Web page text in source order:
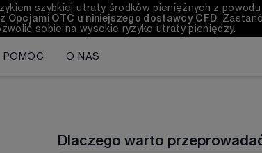
szybkiej utraty środków pieniężnych z
OTC u niniejszego dostawcy CFD .
sobie na wysokie ryzyko utraty pieniędzy.
POMOC O NAS
Dlaczego warto